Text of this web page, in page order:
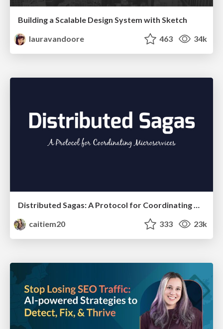
Building a Scalable Design System with Sketch
lauravandoore
463 34k
Distributed Sagas: A Protocol for Coordinating Microservices
caitiem20
333 23k